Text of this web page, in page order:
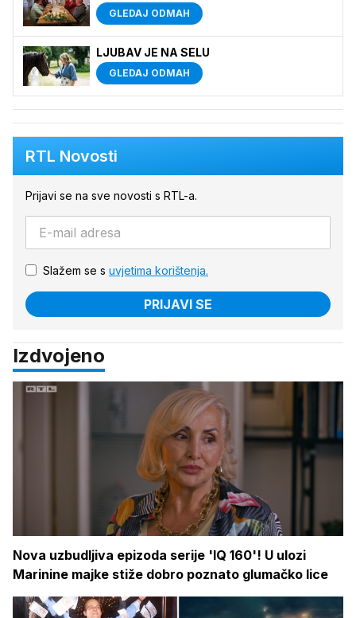
GLEDAJ ODMAH
LJUBAV JE NA SELU
GLEDAJ ODMAH
RTL Novosti
Prijavi se na sve novosti s RTL-a.
Slažem se s uvjetima korištenja.
PRIJAVI SE
Izdvojeno
Nova uzbudljiva epizoda serije 'IQ 160'! U ulozi
Marinine majke stiže dobro poznato glumačko lice